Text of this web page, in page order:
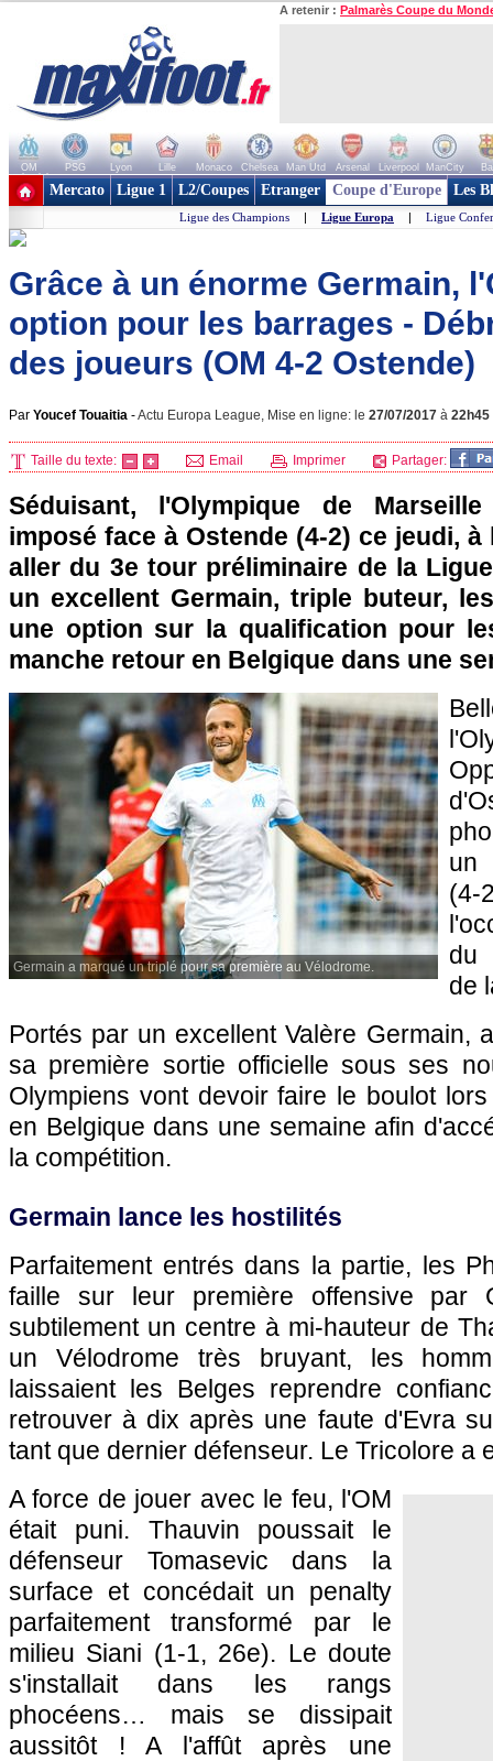
A retenir : Palmarès Coupe du
OM PSG Lyon Lille Monaco Chelsea Man Utd Arsenal Liverpool ManCity
+ de clubs
Mercato Ligue 1 L2/Coupes Etranger Coupe d'Europe Les
Ligue des Champions | Ligue Europa | Ligue
Grâce à un énorme Germain,
option pour les barrages -
des joueurs (OM 4-2 Ostende)
Par Youcef Touaitia -Actu Europa League, Mise en ligne: le 27/07/2017 à 22h45
Taille du texte: Email Imprimer Partager:
Séduisant, l'Olympique de
imposé face à Ostende (4-2) ce jeudi,
aller du 3e tour préliminaire de la
un excellent Germain, triple buteur,
une option sur la qualification pour
manche retour en Belgique dans une
Germain a marqué un triplé pour sa première au Vélodrome.
un
du
de
Portés par un excellent Valère Germain,
sa première sortie officielle sous ses
Olympiens vont devoir faire le boulot
en Belgique dans une semaine afin
la compétition.
Germain lance les hostilités
Parfaitement entrés dans la partie, les
faille sur leur première offensive par
subtilement un centre à mi-hauteur de
un Vélodrome très bruyant, les
laissaient les Belges reprendre
retrouver à dix après une faute d'Evra
tant que dernier défenseur. Le Tricolore
A force de jouer avec le feu, l'OM
était puni. Thauvin poussait le
défenseur Tomasevic dans la
surface et concédait un penalty
parfaitement transformé par le
milieu Siani (1-1, 26e). Le doute
s'installait dans les rangs
phocéens… mais se dissipait
aussitôt ! A l'affût après une